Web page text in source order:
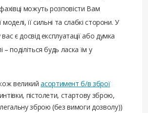
можуть розповісти Вам
моделі, її сильні та слабкі сторони. У
є досвід експлуатації або думка
– поділіться будь ласка їм у
великийасортимент б/в зброї
пістолети, стартову зброю,
зброю (без вимоги дозволу))